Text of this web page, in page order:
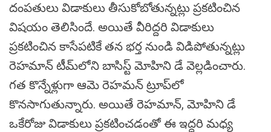
దంపతులు విడాకులు తీసుకోబోతున్నట్లు ప్రకటించిన
విషయం తెలిసిందే. అయితే వీరిద్ద‌రి విడాకులు
ప్ర‌క‌టించిన కాసేప‌టికే త‌న భర్త నుండి విడిపోతున్న‌ట్లు
రెహమాన్‌ టీమ్​లోని బాసిస్ట్ మోహిని డే వెల్ల‌డించారు.
గ‌త కొన్నేళ్లుగా ఆమె రెహ‌మ‌న్ ట్రూప్‌లో
కొన‌సాగుతున్నారు. అయితే రెహ‌మాన్, మోహిని డే
ఒకేరోజు విడాకులు ప్ర‌క‌టించ‌డంతో ఈ ఇద్ద‌రి మ‌ధ్య